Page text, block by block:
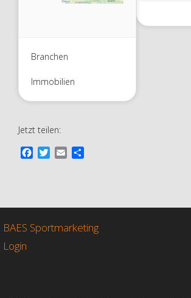
Branchen
Immobilien
Jetzt teilen:
o
k
r
BAES Sportmarketing
Login